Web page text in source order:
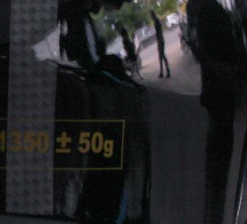
Locales
Se alquila carro sedán a buen precio